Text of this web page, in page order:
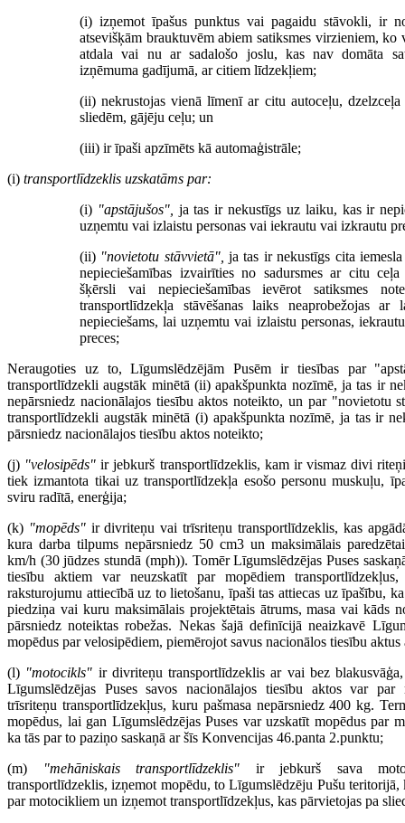
(i) izņemot īpašus punktus vai pagaidu stāvokli, ir
atsevišķām brauktuvēm abiem satiksmes virzieniem, ko
atdala vai nu ar sadalošo joslu, kas nav domāta
izņēmuma gadījumā, ar citiem līdzekļiem;
(ii) nekrustojas vienā līmenī ar citu autoceļu, dzelzceļa
sliedēm, gājēju ceļu; un
(iii) ir īpaši apzīmēts kā automaģistrāle;
(i) transportlīdzeklis uzskatāms par:
(i) "apstājušos", ja tas ir nekustīgs uz laiku, kas ir
uzņemtu vai izlaistu personas vai iekrautu vai izkrautu
(ii) "novietotu stāvvietā", ja tas ir nekustīgs cita
nepieciešamības izvairīties no sadursmes ar citu
šķērsli vai nepieciešamības ievērot satiksmes
transportlīdzekļa stāvēšanas laiks neaprobežojas
nepieciešams, lai uzņemtu vai izlaistu personas,
preces;
Neraugoties uz to, Līgumslēdzējām Pusēm ir tiesības par
transportlīdzekli augstāk minētā (ii) apakšpunkta nozīmē, ja tas ir
nepārsniedz nacionālajos tiesību aktos noteikto, un par "novietotu
transportlīdzekli augstāk minētā (i) apakšpunkta nozīmē, ja tas ir
pārsniedz nacionālajos tiesību aktos noteikto;
(j) "velosipēds" ir jebkurš transportlīdzeklis, kam ir vismaz divi
tiek izmantota tikai uz transportlīdzekļa esošo personu muskuļu,
sviru radītā, enerģija;
(k) "mopēds"ir divriteņu vai trīsriteņu transportlīdzeklis, kas
kura darba tilpums nepārsniedz 50 cm3 un maksimālais
km/h (30 jūdzes stundā (mph)). Tomēr Līgumslēdzējas Puses
tiesību aktiem var neuzskatīt par mopēdiem
raksturojumu attiecībā uz to lietošanu, īpaši tas attiecas uz īpašību,
piedziņa vai kuru maksimālais projektētais ātrums, masa vai kāds
pārsniedz noteiktas robežas. Nekas šajā definīcijā neaizkavē
mopēdus par velosipēdiem, piemērojot savus nacionālos tiesību
(l) "motocikls" ir divriteņu transportlīdzeklis ar vai bez
Līgumslēdzējas Puses savos nacionālajos tiesību aktos var
trīsriteņu transportlīdzekļus, kuru pašmasa nepārsniedz 400 kg.
mopēdus, lai gan Līgumslēdzējas Puses var uzskatīt mopēdus par
ka tās par to paziņo saskaņā ar šīs Konvencijas 46.panta 2.punktu;
(m)
"mehāniskais transportlīdzeklis" ir jebkurš sava
transportlīdzeklis, izņemot mopēdu, to Līgumslēdzēju Pušu teritorijā,
par motocikliem un izņemot transportlīdzekļus, kas pārvietojas pa